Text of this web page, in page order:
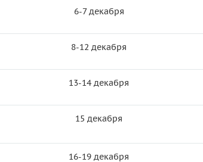
6-7 декабря
8-12 декабря
13-14 декабря
15 декабря
16-19 декабря